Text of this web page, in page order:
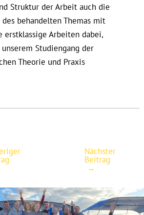
Struktur der Arbeit auch die
behandelten Themas mit
Arbeiten dabei,
Studiengang der
Theorie und Praxis
Nächster
Beitrag
→